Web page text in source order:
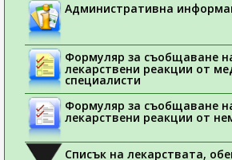
Административна
Формуляр за съобщаване
лекарствени реакции от
специалисти
Формуляр за съобщаване
лекарствени реакции от
Списък на лекарствата,